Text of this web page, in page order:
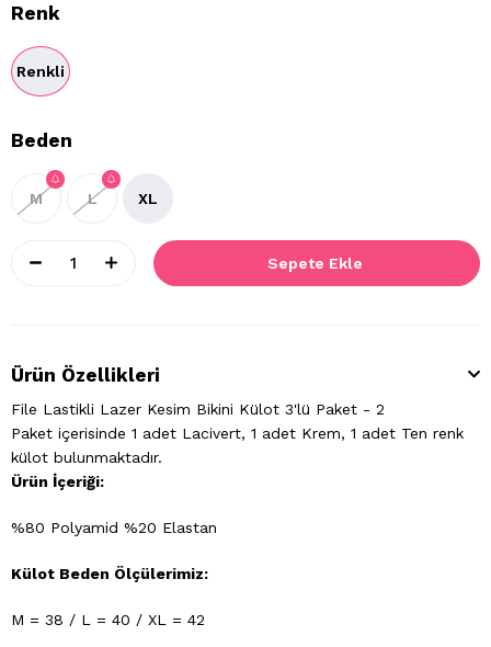
Renk
Renkli
Beden
M L XL
Ürün Özellikleri
File Lastikli Lazer Kesim Bikini Külot 3'lü Paket - 2
Paket içerisinde 1 adet Lacivert, 1 adet Krem, 1 adet Ten renk
külot bulunmaktadır.
Ürün İçeriği:
%80 Polyamid %20 Elastan
Külot Beden Ölçülerimiz:
M = 38 / L = 40 / XL = 42